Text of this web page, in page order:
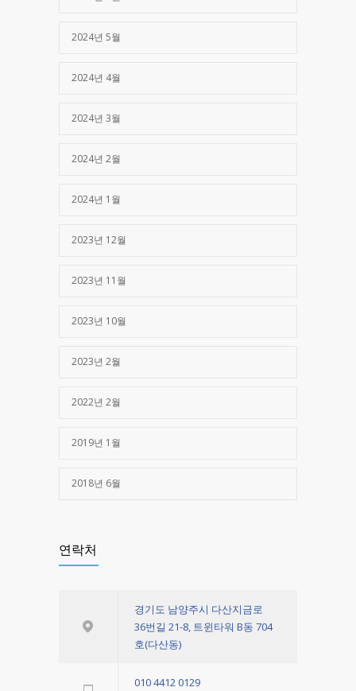
2024년 5월
2024년 4월
2024년 3월
2024년 2월
2024년 1월
2023년 12월
2023년 11월
2023년 10월
2023년 2월
2022년 2월
2019년 1월
2018년 6월
연락처
경기도 남양주시 다산지금로
36번길 21-8, 트윈타워 B동 704
호(다산동)
010 4412 0129